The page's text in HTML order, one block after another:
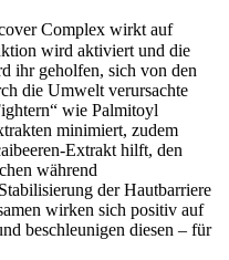
Complex wirkt auf
wird aktiviert und die
ihr geholfen, sich von den
die Umwelt verursachte
wie Palmitoyl
minimiert, zudem
Extrakt hilft, den
während
der Hautbarriere
wirken sich positiv auf
beschleunigen diesen – für